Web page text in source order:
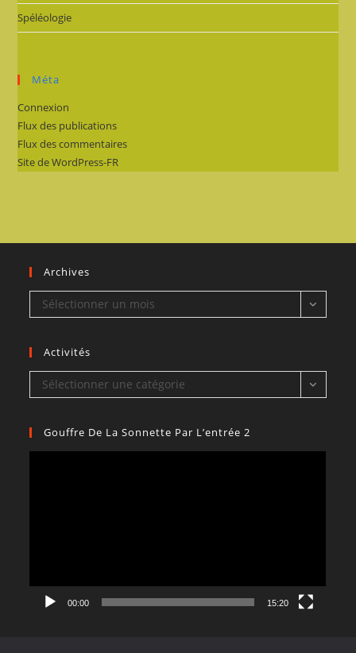
Spéléologie
Méta
Connexion
Flux des publications
Flux des commentaires
Site de WordPress-FR
Archives
Archives
Sélectionner un mois
Activités
Activités
Sélectionner une catégorie
Gouffre De La Sonnette Par L’entrée 2
00:00 15:20